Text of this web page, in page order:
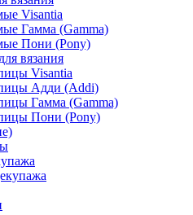
Visantia
Гамма (Gamma)
Пони (Pony)
вязания
Visantia
Адди (Addi)
Гамма (Gamma)
Пони (Pony)